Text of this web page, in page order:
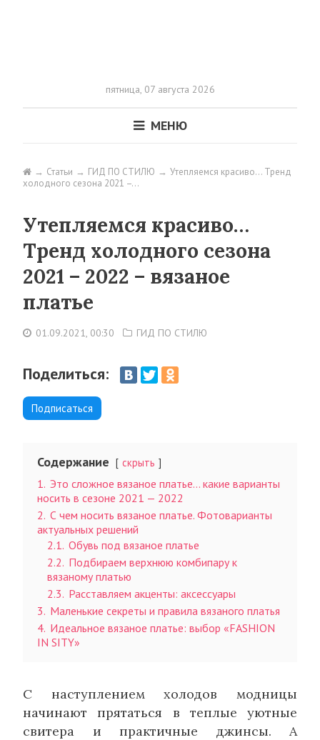
пятница,07 августа 2026
МЕНЮ
Статьи ГИД ПО СТИЛЮ
Утепляемся красиво… Тренд
холодного сезона 2021 –…
Утепляемся красиво…
Тренд холодного сезона
2021 – 2022 – вязаное
платье
01.09.2021, 00:30 ГИД ПО СТИЛЮ
Поделиться:
Подписаться
Содержание скрыть
1. Это сложное вязаное платье… какие варианты
носить в сезоне 2021 — 2022
2. С чем носить вязаное платье. Фотоварианты
актуальных решений
2.1. Обувь под вязаное платье
2.2. Подбираем верхнюю комбипару к
вязаному платью
2.3. Расставляем акценты: аксессуары
3. Маленькие секреты и правила вязаного платья
4. Идеальное вязаное платье: выбор «FASHION
IN SITY»
С наступлением холодов модницы
начинают прятаться в теплые уютные
свитера и практичные джинсы. А